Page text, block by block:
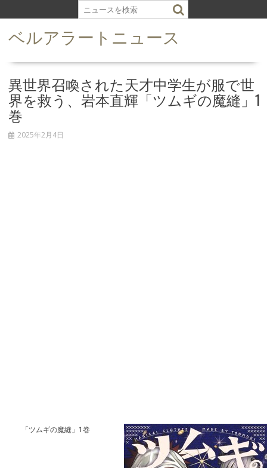
k
ベルアラートニュース
異世界召喚された天才中学生が服で世
界を救う、岩本直輝「ツムギの魔縫」1
巻
2025年2月4日
「ツムギの魔縫」1巻